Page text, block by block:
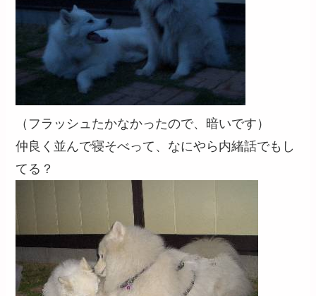
（フラッシュたかなかったので、暗いです）
仲良く並んで寝そべって、なにやら内緒話でもし
てる？